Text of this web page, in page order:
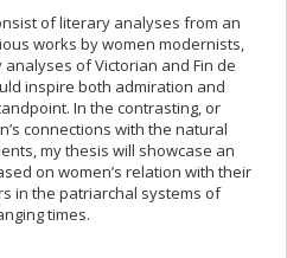
of literary analyses from an
works by women modernists,
of Victorian and Fin de
inspire both admiration and
In the contrasting, or
connections with the natural
my thesis will showcase an
on women’s relation with their
in the patriarchal systems of
times.